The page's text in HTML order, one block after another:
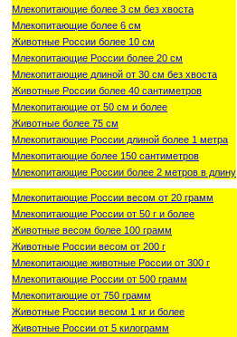
Млекопитающие более 3 см без хвоста
Млекопитающие более 6 см
Животные России более 10 см
Млекопитающие России более 20 см
Млекопитающие длиной от 30 см без хвоста
Животные России более 40 сантиметров
Млекопитающие от 50 см и более
Животные более 75 см
Млекопитающие России длиной более 1 метра
Млекопитающие более 150 сантиметров
Млекопитающие России более 2 метров в длину
Млекопитающие России весом от 20 грамм
Млекопитающие России от 50 г и более
Животные весом более 100 грамм
Животные России весом от 200 г
Млекопитающие животные России от 300 г
Млекопитающие России от 500 грамм
Млекопитающие от 750 грамм
Животные России весом 1 кг и более
Животные России от 5 килограмм